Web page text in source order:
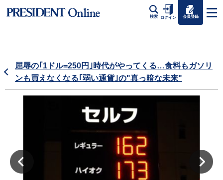
検索 ログイン 会員登録
屈辱の｢1ドル=250円｣時代がやってくる…食料もガソリ
ンも買えなくなる｢弱い通貨｣の"真っ暗な未来"